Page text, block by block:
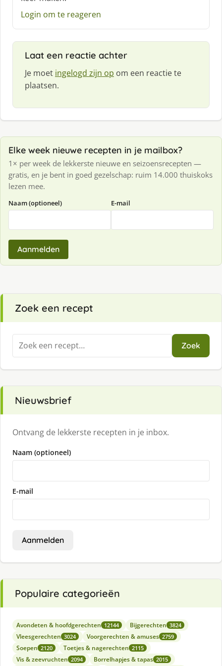
r
e
:
Login om te reageren
Laat een reactie achter
Je moet ingelogd zijn op om een reactie te
plaatsen.
Elke week nieuwe recepten in je mailbox?
1× per week de lekkerste nieuwe en seizoensrecepten —
gratis, en je bent in goed gezelschap: ruim 14.000 thuiskoks
lezen mee.
Naam (optioneel) E-mail
Aanmelden
Zoek een recept
Zoeken
naar:
Zoek
Nieuwsbrief
Ontvang de lekkerste recepten in je inbox.
Naam (optioneel)
E-mail
Aanmelden
Populaire categorieën
Avondeten & hoofdgerechten 12144 Bijgerechten 3824
Vleesgerechten 3024 Voorgerechten & amuses 2759
Soepen 2120 Toetjes & nagerechten 2115
Vis & zeevruchten 2094 Borrelhapjes & tapas 2015